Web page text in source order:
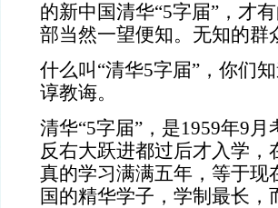
的新中国清华“5字届”，才
部当然一望便知。无知的群
什么叫“清华5字届”，你们
谆教诲。
清华“5字届”，是1959年9 月
反右大跃进都过后才入学，
真的学习满满五年，等于现
国的精华学子，学制最长